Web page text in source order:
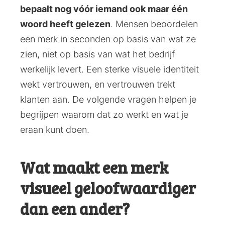
bepaalt nog vóór iemand ook maar één
woord heeft gelezen. Mensen beoordelen
een merk in seconden op basis van wat ze
zien, niet op basis van wat het bedrijf
werkelijk levert. Een sterke visuele identiteit
wekt vertrouwen, en vertrouwen trekt
klanten aan. De volgende vragen helpen je
begrijpen waarom dat zo werkt en wat je
eraan kunt doen.
Wat maakt een merk
visueel geloofwaardiger
dan een ander?